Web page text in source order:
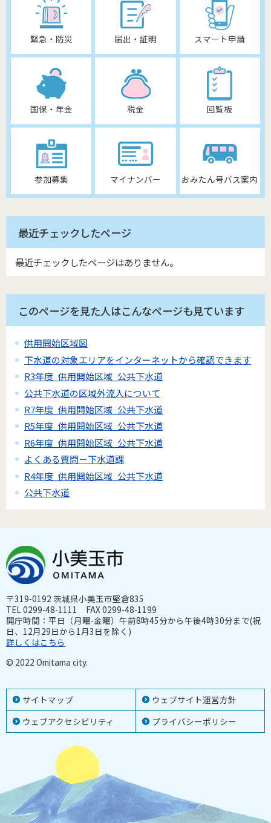
緊急・防災 届出・証明 スマート申請
国保・年金 税金 回覧板
参加募集 マイナンバー おみたん号バス案内
最近チェックしたページ
最近チェックしたページはありません。
このページを見た人はこんなページも見ています
供用開始区域図
下水道の対象エリアをインターネットから確認できます
R3年度_供用開始区域_公共下水道
公共下水道の区域外流入について
R7年度_供用開始区域_公共下水道
R5年度_供用開始区域_公共下水道
R6年度_供用開始区域_公共下水道
よくある質問－下水道課
R4年度_供用開始区域_公共下水道
公共下水道
サイトマップ
ウェブサイト運営方針
ウェブアクセシビリティ
プライバシーポリシー
〒319-0192 茨城県小美玉市堅倉835
TEL 0299-48-1111 FAX 0299-48-1199
開庁時間：平日（月曜-金曜）午前8時45分から午後4時30分まで(祝
日、12月29日から1月3日を除く)
詳しくはこちら
© 2022 Omitama city.